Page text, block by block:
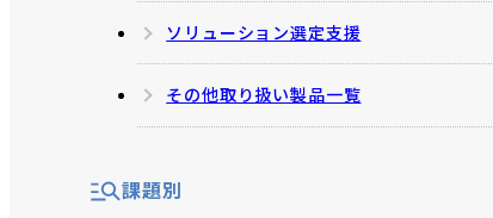
ソリューション選定支援
その他取り扱い製品一覧
課題別